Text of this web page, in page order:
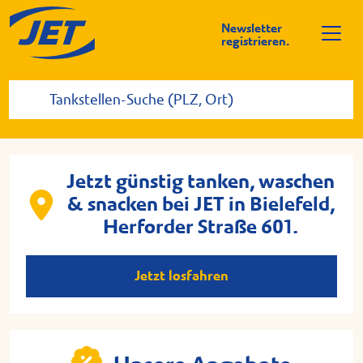
Newsletter
registrieren.
Jetzt günstig tanken, waschen
& snacken bei JET in Bielefeld,
Herforder Straße 601.
Jetzt losfahren